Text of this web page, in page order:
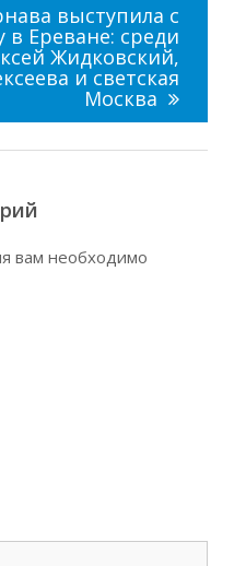
выступила с
в Ереване: среди
Жидковский,
и светская
Москва
вам необходимо